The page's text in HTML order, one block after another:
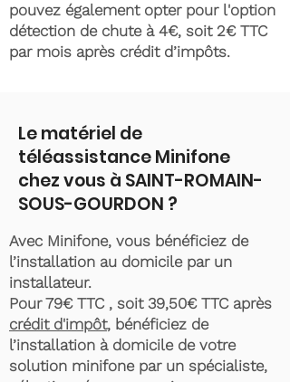
pouvez également opter pour l'option
détection de chute à 4€, soit 2€ TTC
par mois après crédit d’impôts.
Le matériel de
téléassistance Minifone
chez vous à SAINT-ROMAIN-
SOUS-GOURDON ?
Avec Minifone, vous bénéficiez de
l’installation au domicile par un
installateur.
Pour 79€ TTC , soit 39,50€ TTC après
crédit d'impôt, bénéficiez de
l’installation à domicile de votre
solution minifone par un spécialiste,